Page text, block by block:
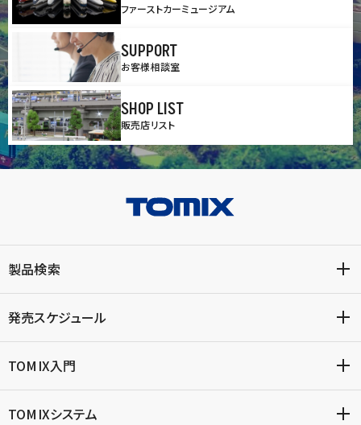
ファーストカーミュージアム
SUPPORT
お客様相談室
SHOP LIST
販売店リスト
製品検索
発売スケジュール
TOMIX入門
TOMIXシステム